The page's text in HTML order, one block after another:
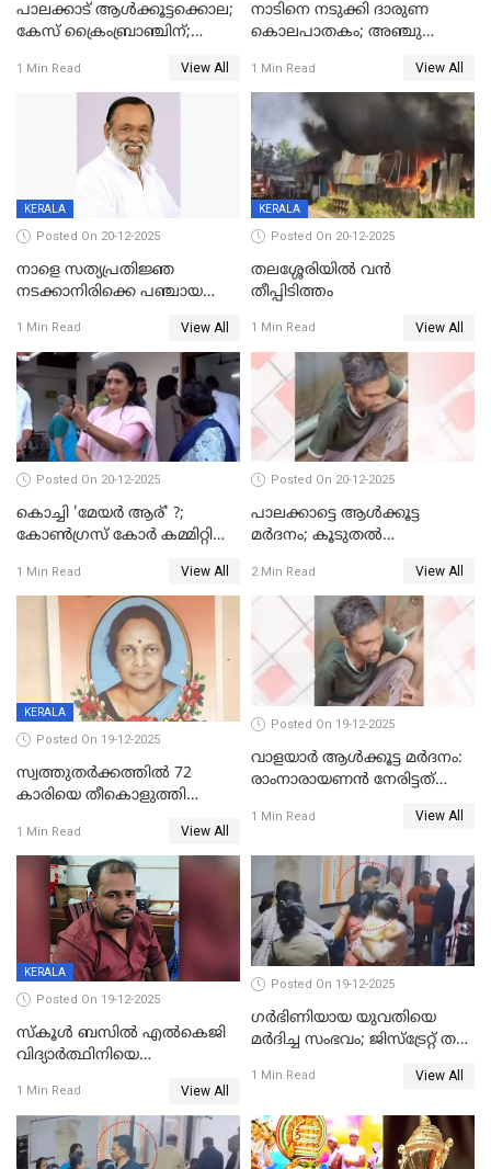
പാലക്കാട് ആൾക്കൂട്ടക്കൊല;
കേസ് ക്രൈംബ്രാഞ്ചിന്;
അന്വേഷിക്കും
1 Min Read View All
നാടിനെ നടുക്കി ദാരുണ
കൊലപാതകം; അഞ്ചു
കഴുത്തുഞെരിച്ച് കൊന്നു
1 Min Read View All
KERALA
Posted On 20-12-2025
നാളെ സത്യപ്രതിജ്ഞ
നടക്കാനിരിക്കെ പഞ്ചായത്ത്
1 Min Read View All
KERALA
Posted On 20-12-2025
തലശ്ശേരിയിൽ വൻ
തീപ്പിടിത്തം
1 Min Read View All
Posted On 20-12-2025
കൊച്ചി 'മേയർ ആര്' ?;
കോണ്‍ഗ്രസ് കോര്‍ കമ്മിറ്റി
1 Min Read View All
Posted On 20-12-2025
പാലക്കാട്ടെ ആള്‍ക്കൂട്ട
മര്‍ദനം; കൂടുതല്‍
അംഗ സംഘമെന്ന് വിവരം
2 Min Read View All
KERALA
Posted On 19-12-2025
സ്വത്തുതര്‍ക്കത്തില്‍ 72
കാരിയെ തീകൊളുത്തി
ക്രൂരകൊലപാതകത്തില്‍
സഹോദരിപുത്രന് ജീവപര്യന്തം
1 Min Read View All
Posted On 19-12-2025
വാളയാർ ആൾക്കൂട്ട മർദനം:
രാംനാരായണൻ നേരിട്ടത്
നാൽപ്പതിലേറെ
റിപ്പോർട്ട്
1 Min Read View All
KERALA
Posted On 19-12-2025
സ്കൂൾ ബസിൽ എൽകെജി
വിദ്യാര്‍ത്ഥിനിയെ
ക്ലീനര്‍ പിടിയിൽ
1 Min Read View All
Posted On 19-12-2025
ഗര്‍ഭിണിയായ യുവതിയെ
മര്‍ദിച്ച സംഭവം; ജിസ്‌ട്രേറ്റ് തല
യുവതി
1 Min Read View All